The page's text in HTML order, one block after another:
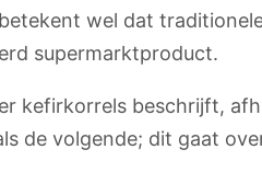
wel dat
supermarktproduct.
kefirkorrels beschrijft,
de volgende; dit gaat